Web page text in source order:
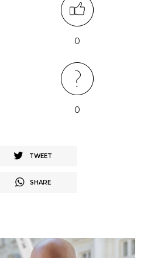
0
0
TWEET
SHARE